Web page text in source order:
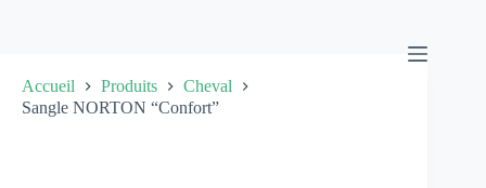
Accueil Produits
Cheval
Sangle NORTON “Confort”